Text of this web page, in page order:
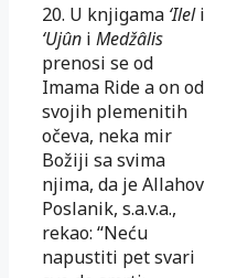
20. U knjigama ‘Ileli
‘Ujûn i Medžâlis
prenosi se od
Imama Ride a on od
svojih plemenitih
očeva, neka mir
Božiji sa svima
njima, da je Alla­hov
Poslanik, s.a.v.a.,
rekao: “Neću
napustiti pet svari